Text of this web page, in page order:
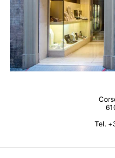
Tel.